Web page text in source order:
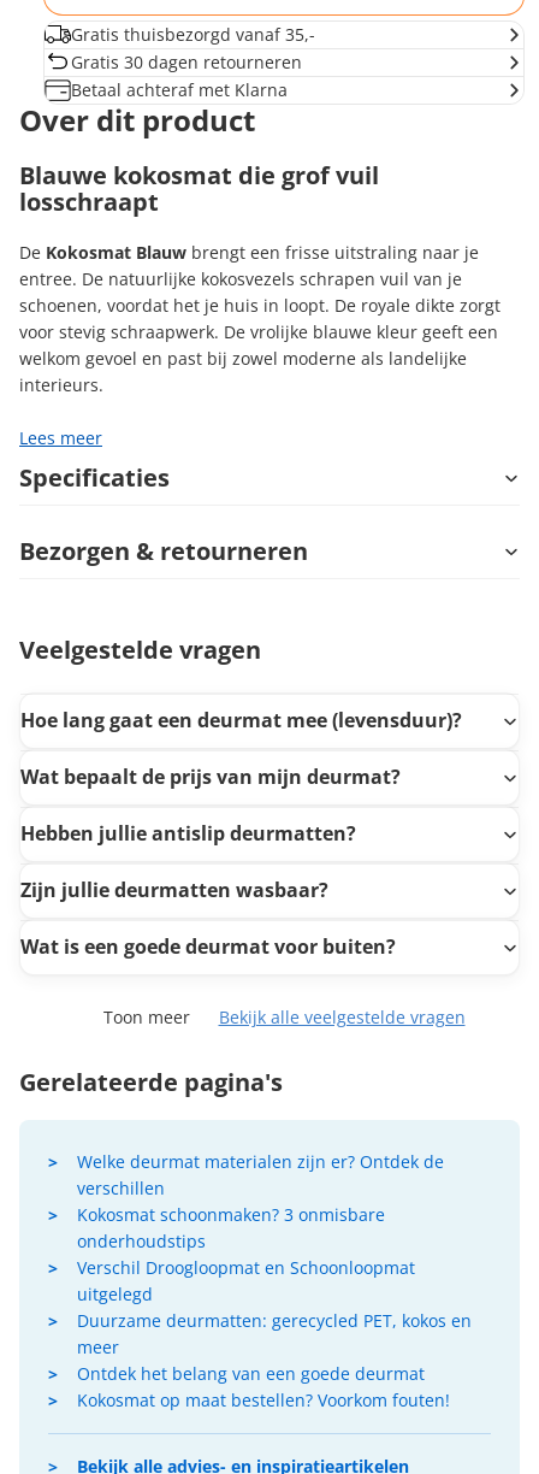
Gratis thuisbezorgd vanaf 35,-
Gratis 30 dagen retourneren
Betaal achteraf met Klarna
Over dit product
Lees meer
Blauwe kokosmat die grof vuil
losschraapt
De Kokosmat Blauw brengt een frisse uitstraling naar je
entree. De natuurlijke kokosvezels schrapen vuil van je
schoenen, voordat het je huis in loopt. De royale dikte zorgt
voor stevig schraapwerk. De vrolijke blauwe kleur geeft een
welkom gevoel en past bij zowel moderne als landelijke
interieurs.
Specificaties
Bezorgen & retourneren
Veelgestelde vragen
Hoe lang gaat een deurmat mee (levensduur)?
Wat bepaalt de prijs van mijn deurmat?
Hebben jullie antislip deurmatten?
Zijn jullie deurmatten wasbaar?
Wat is een goede deurmat voor buiten?
Toon meer Bekijk alle veelgestelde vragen
Gerelateerde pagina's
Welke deurmat materialen zijn er? Ontdek de
verschillen
Kokosmat schoonmaken? 3 onmisbare
onderhoudstips
Verschil Droogloopmat en Schoonloopmat
uitgelegd
Duurzame deurmatten: gerecycled PET, kokos en
meer
Ontdek het belang van een goede deurmat
Kokosmat op maat bestellen? Voorkom fouten!
Bekijk alle advies- en inspiratieartikelen